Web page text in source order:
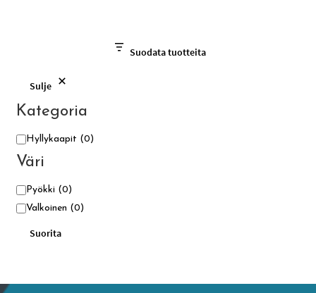
Suodata tuotteita
Sulje
Kategoria
Kategoria
Hyllykaapit (0)
Väri
VäriPyökki (0)
Valkoinen (0)
Suorita